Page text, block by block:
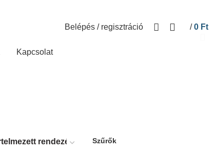
Belépés / regisztráció / 0 Ft
Kapcsolat
Szűrők